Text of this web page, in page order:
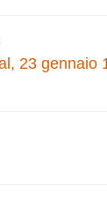
23 gennaio